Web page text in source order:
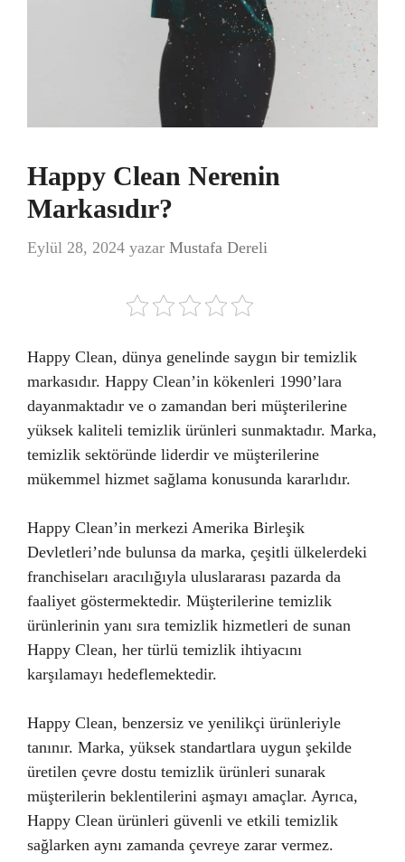
Happy Clean Nerenin
Markasıdır?
Eylül 28, 2024 yazar Mustafa Dereli
Happy Clean, dünya genelinde saygın bir temizlik
markasıdır. Happy Clean’in kökenleri 1990’lara
dayanmaktadır ve o zamandan beri müşterilerine
yüksek kaliteli temizlik ürünleri sunmaktadır. Marka,
temizlik sektöründe liderdir ve müşterilerine
mükemmel hizmet sağlama konusunda kararlıdır.
Happy Clean’in merkezi Amerika Birleşik
Devletleri’nde bulunsa da marka, çeşitli ülkelerdeki
franchiseları aracılığıyla uluslararası pazarda da
faaliyet göstermektedir. Müşterilerine temizlik
ürünlerinin yanı sıra temizlik hizmetleri de sunan
Happy Clean, her türlü temizlik ihtiyacını
karşılamayı hedeflemektedir.
Happy Clean, benzersiz ve yenilikçi ürünleriyle
tanınır. Marka, yüksek standartlara uygun şekilde
üretilen çevre dostu temizlik ürünleri sunarak
müşterilerin beklentilerini aşmayı amaçlar. Ayrıca,
Happy Clean ürünleri güvenli ve etkili temizlik
sağlarken aynı zamanda çevreye zarar vermez.